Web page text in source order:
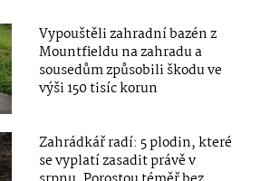
Vypouštěli zahradní bazén z
Mountfieldu na zahradu a
sousedům způsobili škodu ve
výši 150 tisíc korun
Zahrádkář radí: 5 plodin, které
se vyplatí zasadit právě v